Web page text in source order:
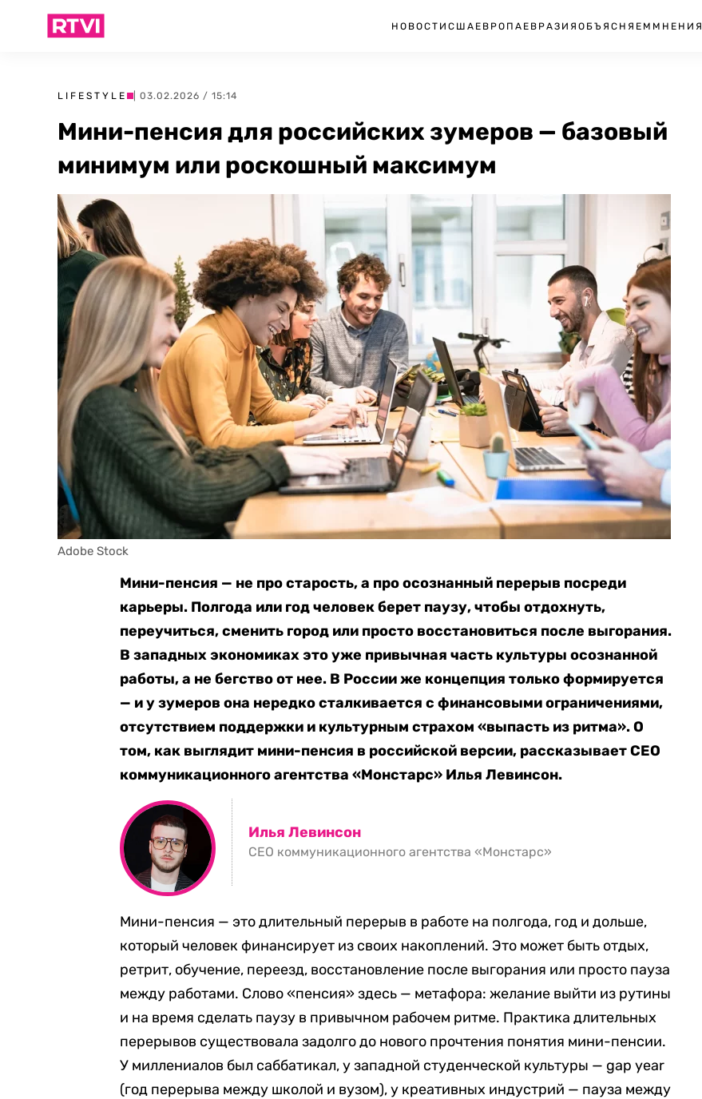
НОВОСТИ США ЕВРОПА ЕВРАЗИЯ ОБЪЯСНЯЕМ МНЕНИЯ
LIFESTYLE | 03.02.2026 / 15:14
Мини-пенсия для российских зумеров — базовый
минимум или роскошный максимум
Adobe Stock
Мини-пенсия — не про старость, а про осознанный перерыв посреди
карьеры. Полгода или год человек берет паузу, чтобы отдохнуть,
переучиться, сменить город или просто восстановиться после выгорания.
В западных экономиках это уже привычная часть культуры осознанной
работы, а не бегство от нее. В России же концепция только формируется
— и у зумеров она нередко сталкивается с финансовыми ограничениями,
отсутствием поддержки и культурным страхом «выпасть из ритма». О
том, как выглядит мини-пенсия в российской версии, рассказывает CEO
коммуникационного агентства «Монстарс» Илья Левинсон.
Илья Левинсон
CEO коммуникационного агентства «Монстарс»
Мини-пенсия — это длительный перерыв в работе на полгода, год и дольше,
который человек финансирует из своих накоплений. Это может быть отдых,
ретрит, обучение, переезд, восстановление после выгорания или просто пауза
между работами. Слово «пенсия» здесь — метафора: желание выйти из рутины
и на время сделать паузу в привычном рабочем ритме. Практика длительных
перерывов существовала задолго до нового прочтения понятия мини-пенсии.
У миллениалов был саббатикал, у западной студенческой культуры — gap year
(год перерыва между школой и вузом), у креативных индустрий — пауза между